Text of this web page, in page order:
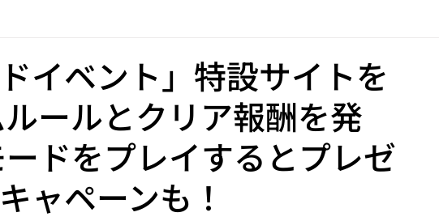
イベント」特設サイトを
ールとクリア報酬を発
ドをプレイするとプレゼ
ャペーンも！